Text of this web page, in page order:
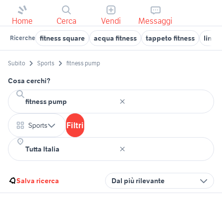
Home Cerca Vendi Messaggi
Ricerche fitness square acqua fitness tappeto fitness
Subito Sports fitness pump
Cosa cerchi?
Sports Filtri
Salva ricerca Dal più rilevante